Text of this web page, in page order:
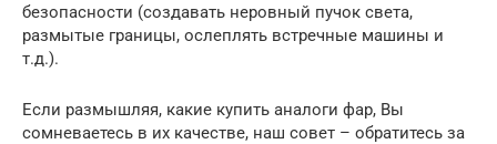
безопасности (создавать неровный пучок света,
размытые границы, ослеплять встречные машины и
т.д.).
Если размышляя, какие купить аналоги фар, Вы
сомневаетесь в их качестве, наш совет – обратитесь за